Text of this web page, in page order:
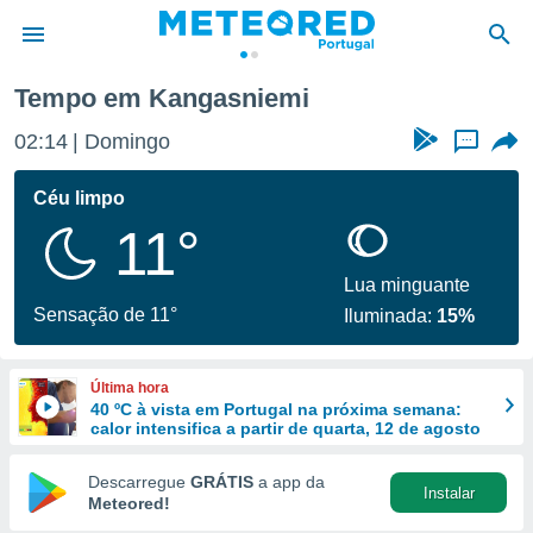
da
foi
fornecidas
a este
das
e
forma
digital
Tempo em Kangasniemi
02:14 Domingo ...
Céu limpo
11°
Sensação de 11°
Lua minguante
Iluminada: 15%
Última hora
40 ºC à vista em Portugal na próxima semana:
calor intensifica a partir de quarta, 12 de agosto
Descarregue GRÁTIS a app da
Meteored!
Instalar